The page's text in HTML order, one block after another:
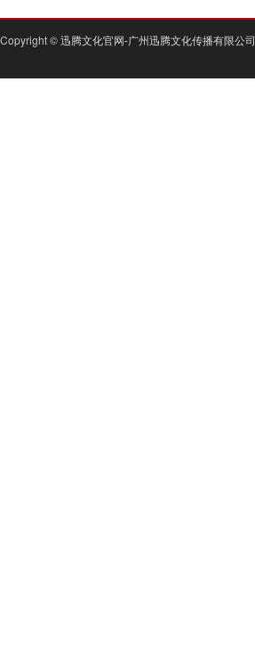
Copyright ©迅腾文化官网-广州迅腾文化传播有限公司